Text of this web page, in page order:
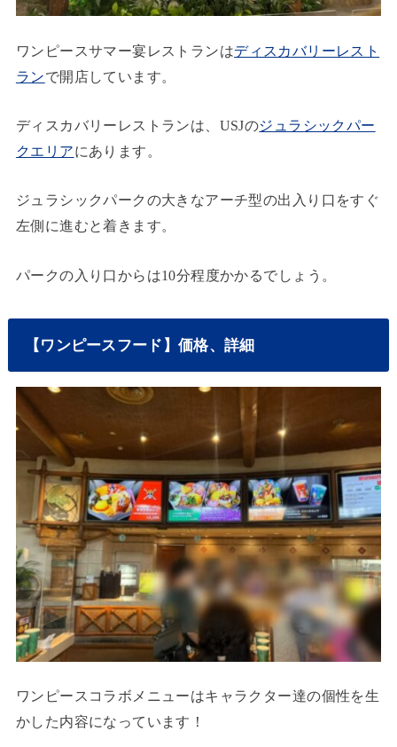
ワンピースサマー宴レストランはディスカバリーレスト
ランで開店しています。
ディスカバリーレストランは、USJのジュラシックパー
クエリアにあります。
ジュラシックパークの大きなアーチ型の出入り口をすぐ
左側に進むと着きます。
パークの入り口からは10分程度かかるでしょう。
【ワンピースフード】価格、詳細
ワンピースコラボメニューはキャラクター達の個性を生
かした内容になっています！